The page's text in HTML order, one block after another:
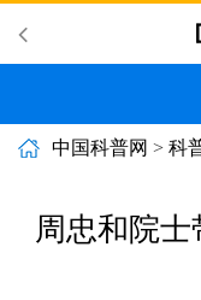
中国科普网 > 科
周忠和院